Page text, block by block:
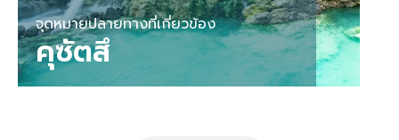
จุดหมายปลายทางที่เกี่ยวข้อง
คุซัตสึ